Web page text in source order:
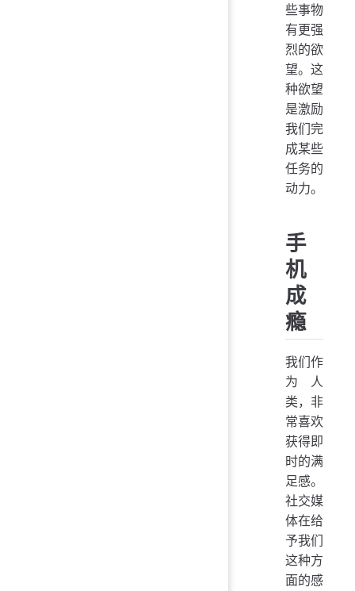
些事物
有更强
烈的欲
望。这
种欲望
是激励
我们完
成某些
任务的
动力。
手
机
成
瘾
我们作
为人
类，非
常喜欢
获得即
时的满
足感。
社交媒
体在给
予我们
这种方
面的感